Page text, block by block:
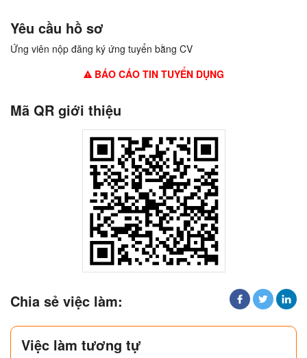
Yêu cầu hồ sơ
Ứng viên nộp đăng ký ứng tuyển bằng CV
BÁO CÁO TIN TUYỂN DỤNG
Mã QR giới thiệu
Chia sẻ việc làm:
Việc làm tương tự